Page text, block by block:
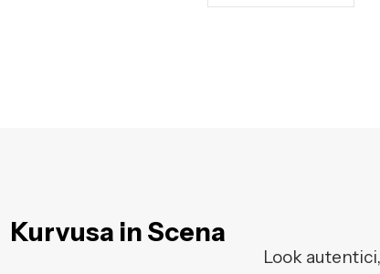
Kurvusa in Scena
Look